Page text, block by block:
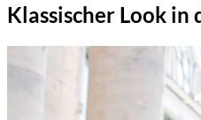
Klassischer Look in